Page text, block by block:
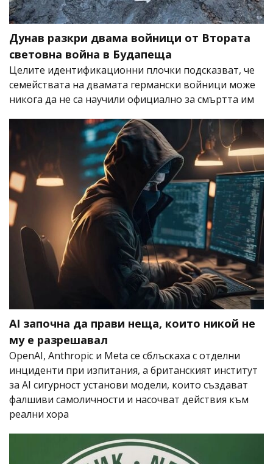
Дунав разкри двама войници от Втората
световна война в Будапеща
Целите идентификационни плочки подсказват, че
семействата на двамата германски войници може
никога да не са научили официално за смъртта им
AI започна да прави неща, които никой не
му е разрешавал
OpenAI, Anthropic и Meta се сблъскаха с отделни
инциденти при изпитания, а британският институт
за AI сигурност установи модели, които създават
фалшиви самоличности и насочват действия към
реални хора